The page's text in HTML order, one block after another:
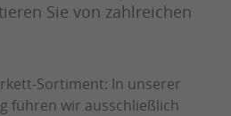
Sie von zahlreichen
Sortiment: In unserer
führen wir ausschließlich